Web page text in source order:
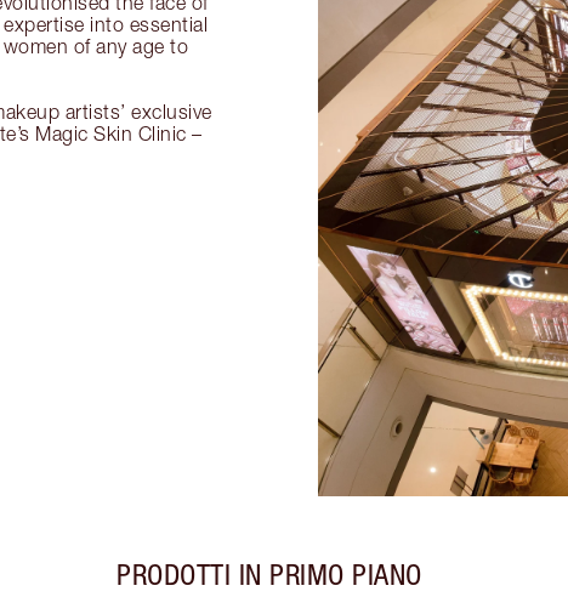
into essential
of any age to
artists’ exclusive
Magic Skin Clinic –
PRODOTTI IN PRIMO PIANO